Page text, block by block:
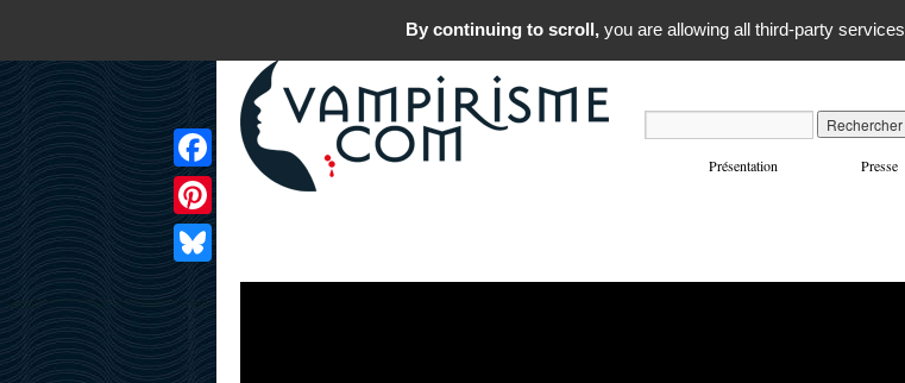
Présentation Presse
Facebook
Pinterest
Bluesky
By continuing to scroll,you are allowing all third-party services